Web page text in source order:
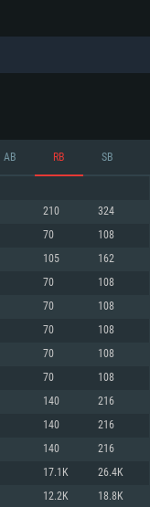
77XX / NVIDIA GeForce
mais recente
suportado)
AMD/Nvidia para Mac.
Metal.
do Linux de 64bit
(não mais de 6
com suporte
suportada: 720p.
AB RB SB
210 324
70 108
105 162
70 108
70 108
70 108
70 108
70 108
140 216
140 216
140 216
17.1K 26.4K
12.2K 18.8K